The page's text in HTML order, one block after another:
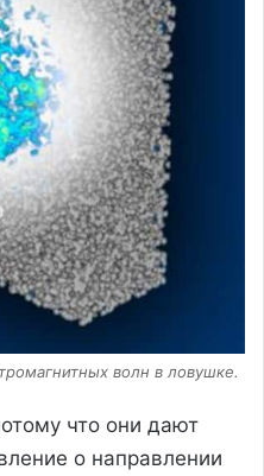
волн в ловушке.
что они дают
о направлении